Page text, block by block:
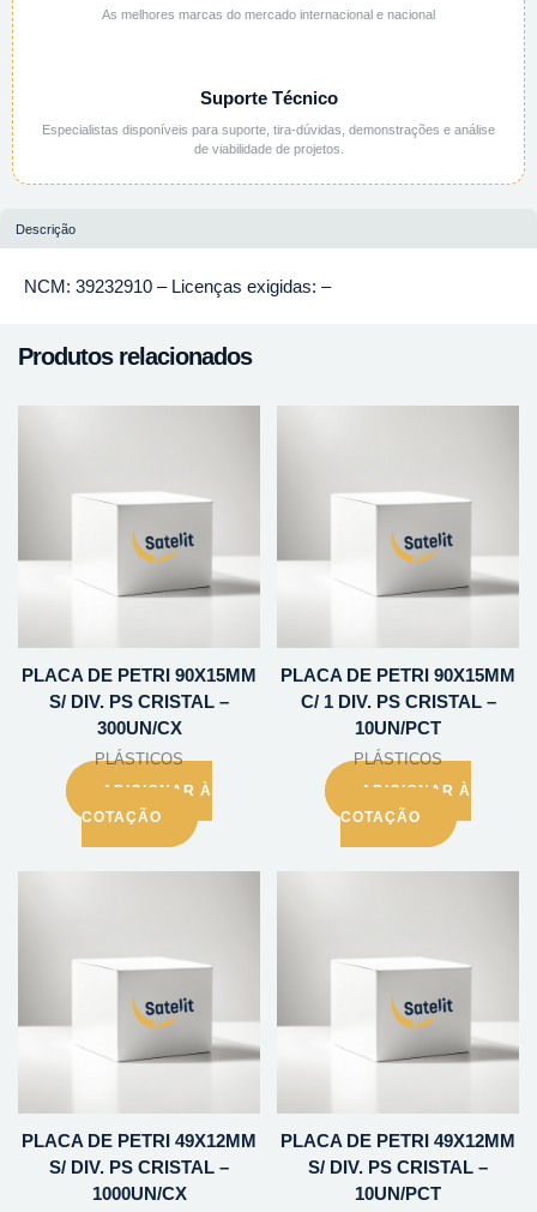
As melhores marcas do mercado internacional e nacional
Suporte Técnico
Especialistas disponíveis para suporte, tira-dúvidas, demonstrações e análise
de viabilidade de projetos.
Descrição
NCM: 39232910 – Licenças exigidas: –
Produtos relacionados
PLACA DE PETRI 90X15MM
S/ DIV. PS CRISTAL –
300UN/CX
PLÁSTICOS
ADICIONAR À
COTAÇÃO
PLACA DE PETRI 90X15MM
C/ 1 DIV. PS CRISTAL –
10UN/PCT
PLÁSTICOS
ADICIONAR À
COTAÇÃO
PLACA DE PETRI 49X12MM
S/ DIV. PS CRISTAL –
1000UN/CX
PLACA DE PETRI 49X12MM
S/ DIV. PS CRISTAL –
10UN/PCT